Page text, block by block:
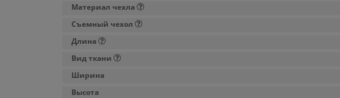
Материал чехла
Съемный чехол
Длина
Вид ткани
Ширина
Высота